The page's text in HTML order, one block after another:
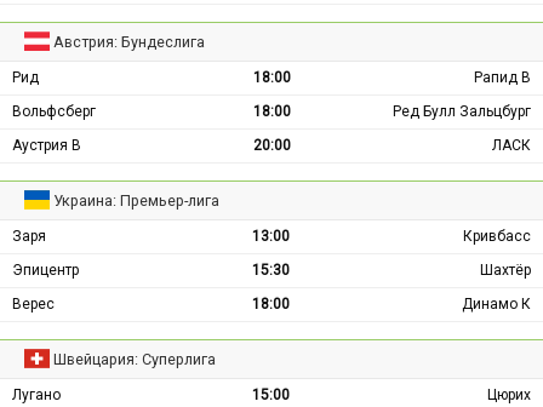
Австрия: Бундеслига
Рид 18:00
Рапид В
Вольфсберг
18:00
Ред Булл Зальцбург
Аустрия В
20:00 ЛАСК
Украина: Премьер-лига
Заря 13:00
Кривбасс
Эпицентр
15:30
Шахтёр
Верес
18:00 Динамо К
Швейцария: Суперлига
Лугано 15:00
Цюрих